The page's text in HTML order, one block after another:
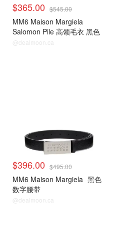
$365.00 $545.00
MM6 Maison Margiela
Salomon Pile 高领毛衣 黑色
@dealmoon.ca
$396.00 $495.00
MM6 Maison Margiela 黑色
数字腰带
@dealmoon.ca